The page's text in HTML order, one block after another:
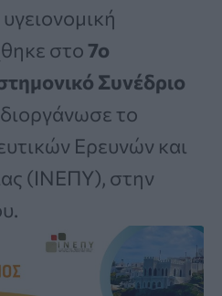
στο 7ο
Συνέδριο
το
Ερευνών και
(ΙΝΕΠΥ), στην